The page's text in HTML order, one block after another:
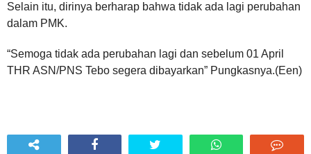
Selain itu, dirinya berharap bahwa tidak ada lagi perubahan
dalam PMK.
“Semoga tidak ada perubahan lagi dan sebelum 01 April
THR ASN/PNS Tebo segera dibayarkan” Pungkasnya.(Een)